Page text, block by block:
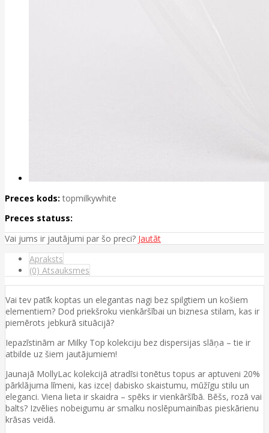
Preces kods: topmilkywhite
Preces statuss:
Vai jums ir jautājumi par šo preci? Jautāt
Apraksts
(0) Atsauksmes
Vai tev patīk koptas un elegantas nagi bez spilgtiem un košiem
elementiem? Dod priekšroku vienkāršībai un biznesa stilam, kas ir
piemērots jebkurā situācijā?
Iepazīstinām ar Milky Top kolekciju bez dispersijas slāņa – tie ir
atbilde uz šiem jautājumiem!
Jaunajā MollyLac kolekcijā atradīsi tonētus topus ar aptuveni 20%
pārklājuma līmeni, kas izceļ dabisko skaistumu, mūžīgu stilu un
eleganci. Viena lieta ir skaidra – spēks ir vienkāršībā. Bēšs, rozā vai
balts? Izvēlies nobeigumu ar smalku noslēpumainības pieskārienu
krāsas veidā.